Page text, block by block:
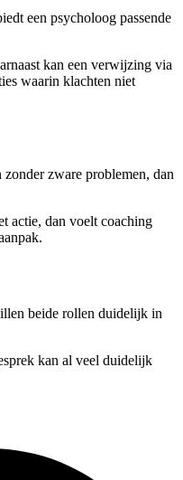
een psycholoog passende
kan een verwijzing via
waarin klachten niet
zware problemen, dan
actie, dan voelt coaching
beide rollen duidelijk in
kan al veel duidelijk